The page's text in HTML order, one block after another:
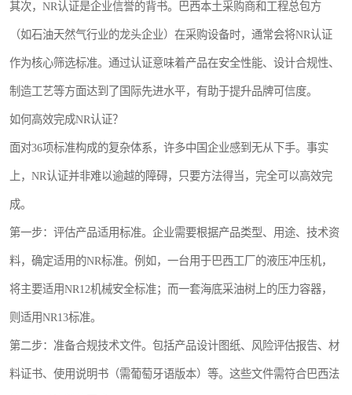
其次，NR认证是企业信誉的背书。巴西本土采购商和工程总包方
（如石油天然气行业的龙头企业）在采购设备时，通常会将NR认证
作为核心筛选标准。通过认证意味着产品在安全性能、设计合规性、
制造工艺等方面达到了国际先进水平，有助于提升品牌可信度。
如何高效完成NR认证？
面对36项标准构成的复杂体系，许多中国企业感到无从下手。事实
上，NR认证并非难以逾越的障碍，只要方法得当，完全可以高效完
成。
第一步：评估产品适用标准。企业需要根据产品类型、用途、技术资
料，确定适用的NR标准。例如，一台用于巴西工厂的液压冲压机，
将主要适用NR12机械安全标准；而一套海底采油树上的压力容器，
则适用NR13标准。
第二步：准备合规技术文件。包括产品设计图纸、风险评估报告、材
料证书、使用说明书（需葡萄牙语版本）等。这些文件需符合巴西法